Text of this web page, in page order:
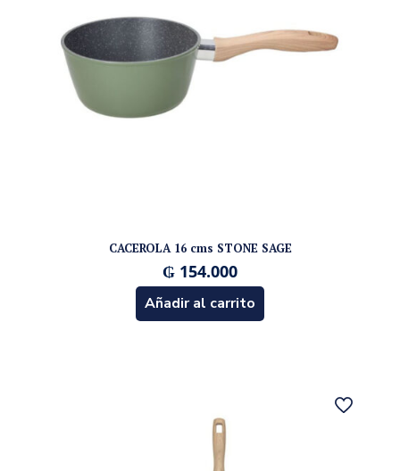
CACEROLA 16 cms STONE SAGE
₲ 154.000
Añadir al carrito